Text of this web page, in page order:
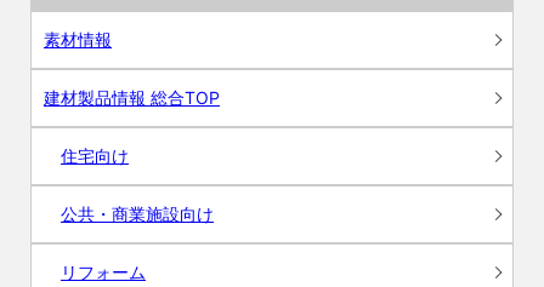
素材情報
建材製品情報 総合TOP
住宅向け
公共・商業施設向け
リフォーム